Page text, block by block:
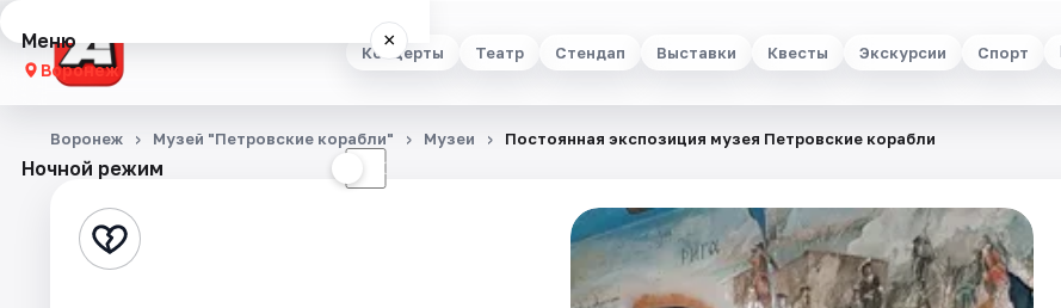
Концерты Театр Стендап Выставки Квесты Экскурсии Спорт
Меню ×
Воронеж
Концерты
Стендап
Ночной режим ☾
Воронеж Музей "Петровские корабли" Музеи Постоянная экспозиция музея Петровские корабли